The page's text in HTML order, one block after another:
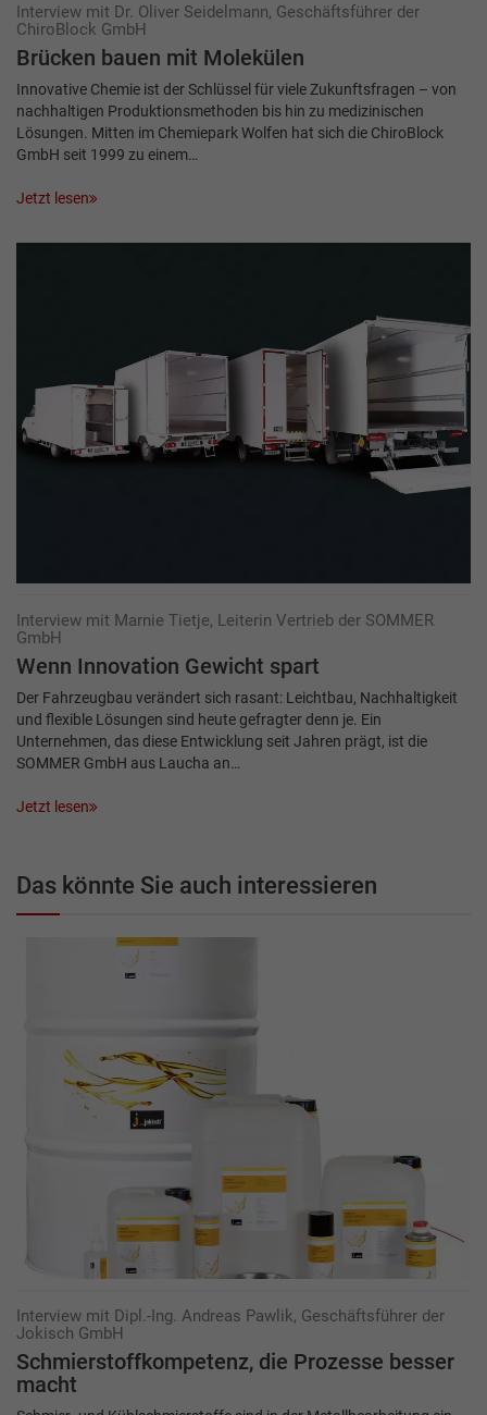
Interview mit Dr. Oliver Seidelmann, Geschäftsführer der
ChiroBlock GmbH
Brücken bauen mit Molekülen
Innovative Chemie ist der Schlüssel für viele Zukunftsfragen – von
nachhaltigen Produktionsmethoden bis hin zu medizinischen
Lösungen. Mitten im Chemiepark Wolfen hat sich die ChiroBlock
GmbH seit 1999 zu einem…
Jetzt lesen
Interview mit Marnie Tietje, Leiterin Vertrieb der SOMMER
GmbH
Wenn Innovation Gewicht spart
Der Fahrzeugbau verändert sich rasant: Leichtbau, Nachhaltigkeit
und flexible Lösungen sind heute gefragter denn je. Ein
Unternehmen, das diese Entwicklung seit Jahren prägt, ist die
SOMMER GmbH aus Laucha an…
Jetzt lesen
Das könnte Sie auch interessieren
Interview mit Dipl.-Ing. Andreas Pawlik, Geschäftsführer der
Jokisch GmbH
Schmierstoffkompetenz, die Prozesse besser
macht